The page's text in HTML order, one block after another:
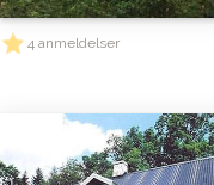
4 anmeldelser